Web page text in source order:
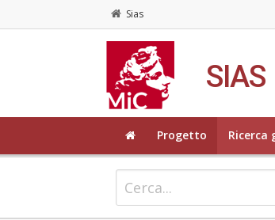
Sias
SIAS
Progetto Ricerca